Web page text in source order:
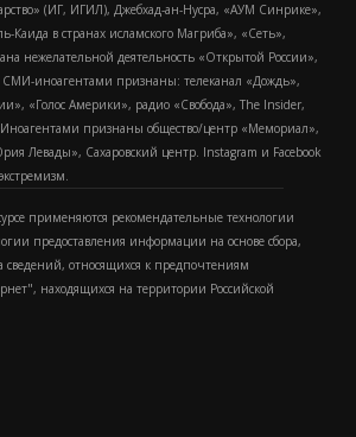
(ИГ, ИГИЛ), Джебхад-ан-Нусра, «АУМ Синрике»,
Каида в странах исламского Магриба», «Сеть»,
нежелательной деятельность «Открытой России»,
СМИ-иноагентами признаны: телеканал «Дождь»,
«Голос Америки», радио «Свобода», The Insider,
признаны общество/центр «Мемориал»,
Левады», Сахаровский центр. Instagram и Facebook
применяются рекомендательные технологии
предоставления информации на основе сбора,
сведений, относящихся к предпочтениям
находящихся на территории Российской